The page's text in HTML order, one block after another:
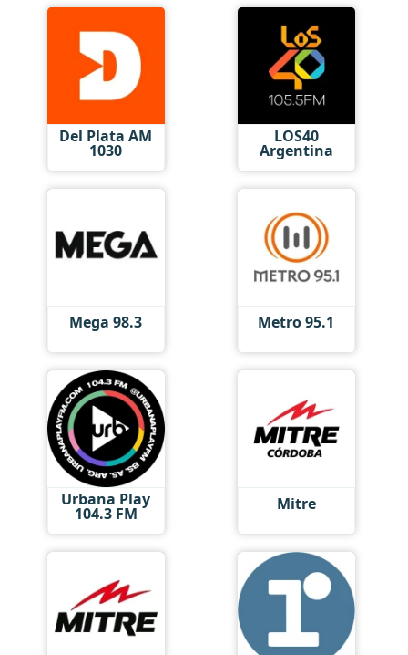
Del Plata AM
1030
LOS40
Argentina
Mega 98.3 Metro 95.1
Urbana Play
104.3 FM Mitre